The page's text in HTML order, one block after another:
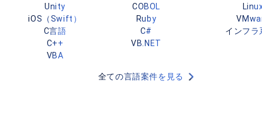
Unity
COBOL
iOS（Swift）
Ruby
C言語
C#
C++
VB.NET
VBA
全ての言語案件を見る
インフラ